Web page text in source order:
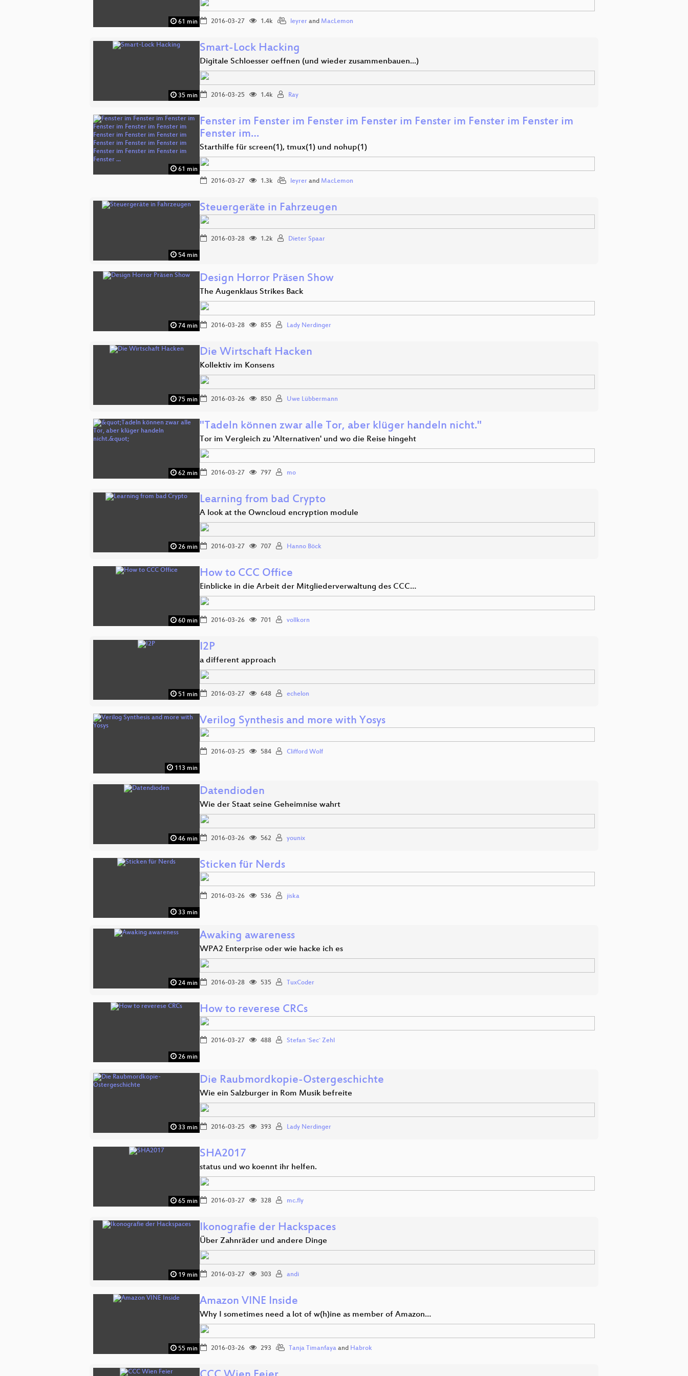
61 min 2016-03-27 1.4k leyrer and MacLemon
35 min
Smart-Lock Hacking
Digitale Schloesser oeffnen (und wieder zusammenbauen...)
2016-03-25 1.4k Ray
61 min
Fenster im Fenster im Fenster im Fenster im Fenster im Fenster im Fenster im
Fenster im…
Starthilfe für screen(1), tmux(1) und nohup(1)
2016-03-27 1.3k leyrer and MacLemon
54 min
Steuergeräte in Fahrzeugen
2016-03-28 1.2k Dieter Spaar
74 min
Design Horror Präsen Show
The Augenklaus Strikes Back
2016-03-28 855 Lady Nerdinger
75 min
Die Wirtschaft Hacken
Kollektiv im Konsens
2016-03-26 850 Uwe Lübbermann
62 min
"Tadeln können zwar alle Tor, aber klüger handeln nicht."
Tor im Vergleich zu 'Alternativen' und wo die Reise hingeht
2016-03-27 797 mo
26 min
Learning from bad Crypto
A look at the Owncloud encryption module
2016-03-27 707 Hanno Böck
60 min
How to CCC Office
Einblicke in die Arbeit der Mitgliederverwaltung des CCC…
2016-03-26 701 vollkorn
51 min
I2P
a different approach
2016-03-27 648 echelon
113 min
Verilog Synthesis and more with Yosys
2016-03-25 584 Clifford Wolf
46 min
Datendioden
Wie der Staat seine Geheimnise wahrt
2016-03-26 562 younix
33 min
Sticken für Nerds
2016-03-26 536 jiska
24 min
Awaking awareness
WPA2 Enterprise oder wie hacke ich es
2016-03-28 535 TuxCoder
26 min
How to reverese CRCs
2016-03-27 488 Stefan `Sec` Zehl
33 min
Die Raubmordkopie-Ostergeschichte
Wie ein Salzburger in Rom Musik befreite
2016-03-25 393 Lady Nerdinger
65 min
SHA2017
status und wo koennt ihr helfen.
2016-03-27 328 mc.fly
19 min
Ikonografie der Hackspaces
Über Zahnräder und andere Dinge
2016-03-27 303 andi
55 min
Amazon VINE Inside
Why I sometimes need a lot of w(h)ine as member of Amazon…
2016-03-26 293 Tanja Timanfaya and Habrok